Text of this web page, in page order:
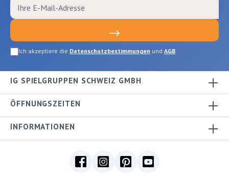
Ich akzeptiere die Datenschutzbestimmungen und AGB.
IG SPIELGRUPPEN SCHWEIZ GMBH
ÖFFNUNGSZEITEN
INFORMATIONEN